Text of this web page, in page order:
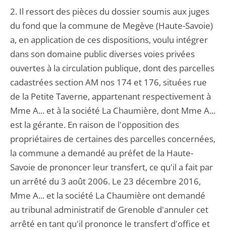
2. Il ressort des pièces du dossier soumis aux juges
du fond que la commune de Megève (Haute-Savoie)
a, en application de ces dispositions, voulu intégrer
dans son domaine public diverses voies privées
ouvertes à la circulation publique, dont des parcelles
cadastrées section AM nos 174 et 176, situées rue
de la Petite Taverne, appartenant respectivement à
Mme A... et à la société La Chaumière, dont Mme A...
est la gérante. En raison de l'opposition des
propriétaires de certaines des parcelles concernées,
la commune a demandé au préfet de la Haute-
Savoie de prononcer leur transfert, ce qu'il a fait par
un arrêté du 3 août 2006. Le 23 décembre 2016,
Mme A... et la société La Chaumière ont demandé
au tribunal administratif de Grenoble d'annuler cet
arrêté en tant qu'il prononce le transfert d'office et